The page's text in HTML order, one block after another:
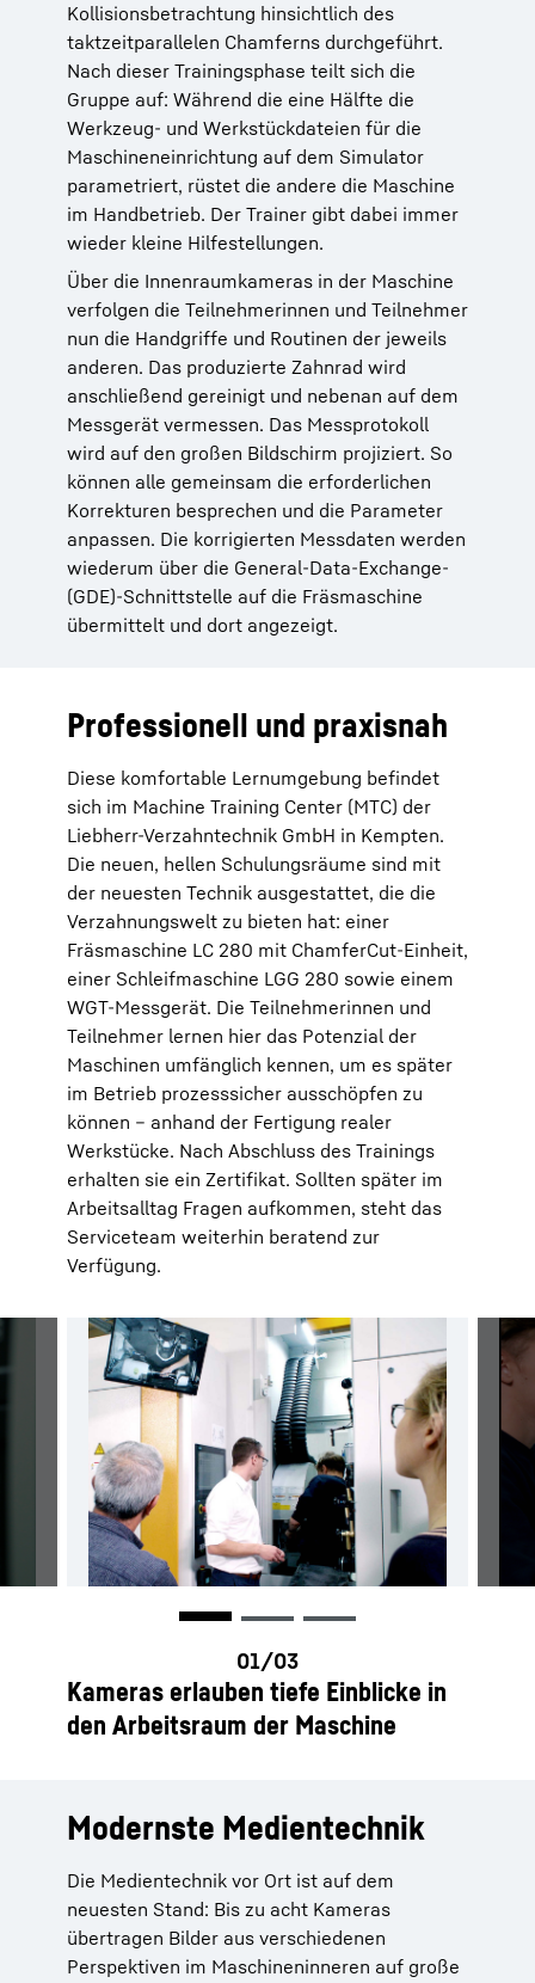
Kollisionsbetrachtung hinsichtlich des
taktzeitparallelen Chamferns durchgeführt.
Nach dieser Trainingsphase teilt sich die
Gruppe auf: Während die eine Hälfte die
Werkzeug- und Werkstückdateien für die
Maschineneinrichtung auf dem Simulator
parametriert, rüstet die andere die Maschine
im Handbetrieb. Der Trainer gibt dabei immer
wieder kleine Hilfestellungen.
Über die Innenraumkameras in der Maschine
verfolgen die Teilnehmerinnen und Teilnehmer
nun die Handgriffe und Routinen der jeweils
anderen. Das produzierte Zahnrad wird
anschließend gereinigt und nebenan auf dem
Messgerät vermessen. Das Messprotokoll
wird auf den großen Bildschirm projiziert. So
können alle gemeinsam die erforderlichen
Korrekturen besprechen und die Parameter
anpassen. Die korrigierten Messdaten werden
wiederum über die General-Data-Exchange-
(GDE)-Schnittstelle auf die Fräsmaschine
übermittelt und dort angezeigt.
Professionell und praxisnah
Diese komfortable Lernumgebung befindet
sich im Machine Training Center (MTC) der
Liebherr-Verzahntechnik GmbH in Kempten.
Die neuen, hellen Schulungsräume sind mit
der neuesten Technik ausgestattet, die die
Verzahnungswelt zu bieten hat: einer
Fräsmaschine LC 280 mit ChamferCut-Einheit,
einer Schleifmaschine LGG 280 sowie einem
WGT-Messgerät. Die Teilnehmerinnen und
Teilnehmer lernen hier das Potenzial der
Maschinen umfänglich kennen, um es später
im Betrieb prozesssicher ausschöpfen zu
können – anhand der Fertigung realer
Werkstücke. Nach Abschluss des Trainings
erhalten sie ein Zertifikat. Sollten später im
Arbeitsalltag Fragen aufkommen, steht das
Serviceteam weiterhin beratend zur
Verfügung.
Kameras erlauben tiefe Einblicke in
den Arbeitsraum der Maschine
Modernste Medientechnik
Die Medientechnik vor Ort ist auf dem
neuesten Stand: Bis zu acht Kameras
übertragen Bilder aus verschiedenen
Perspektiven im Maschineninneren auf große